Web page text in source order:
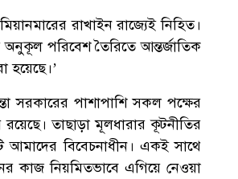
রাখাইন রাজ্যেই নিহিত।
অনুকূল পরিবেশ তৈরিতে আন্তর্জাতিক
হয়েছে।’
সরকারের পাশাপাশি সকল পক্ষের
তাছাড়া মূলধারার কূটনীতির
আমাদের বিবেচনাধীন। একই সাথে
কাজ নিয়মিতভাবে এগিয়ে নেওয়া